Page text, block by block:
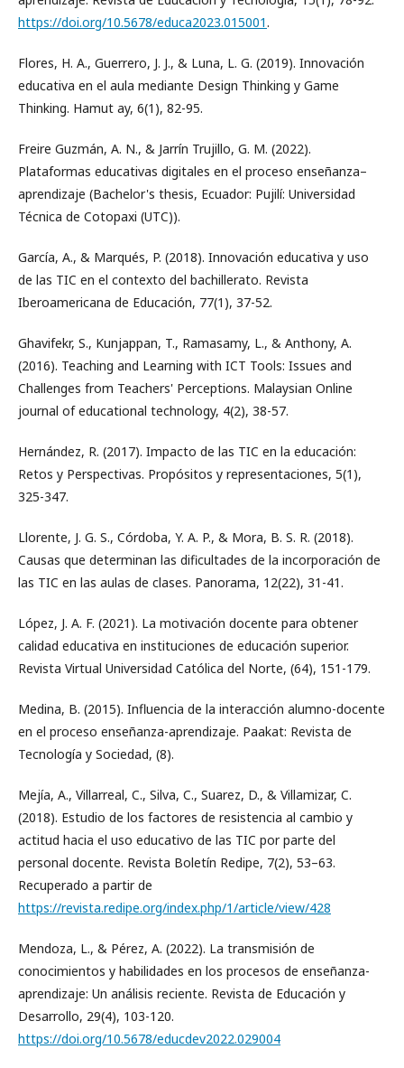
https://doi.org/10.5678/educa2023.015001.
Flores, H. A., Guerrero, J. J., & Luna, L. G. (2019). Innovación
educativa en el aula mediante Design Thinking y Game
Thinking. Hamut ay, 6(1), 82-95.
Freire Guzmán, A. N., & Jarrín Trujillo, G. M. (2022).
Plataformas educativas digitales en el proceso enseñanza–
aprendizaje (Bachelor's thesis, Ecuador: Pujilí: Universidad
Técnica de Cotopaxi (UTC)).
García, A., & Marqués, P. (2018). Innovación educativa y uso
de las TIC en el contexto del bachillerato. Revista
Iberoamericana de Educación, 77(1), 37-52.
Ghavifekr, S., Kunjappan, T., Ramasamy, L., & Anthony, A.
(2016). Teaching and Learning with ICT Tools: Issues and
Challenges from Teachers' Perceptions. Malaysian Online
journal of educational technology, 4(2), 38-57.
Hernández, R. (2017). Impacto de las TIC en la educación:
Retos y Perspectivas. Propósitos y representaciones, 5(1),
325-347.
Llorente, J. G. S., Córdoba, Y. A. P., & Mora, B. S. R. (2018).
Causas que determinan las dificultades de la incorporación de
las TIC en las aulas de clases. Panorama, 12(22), 31-41.
López, J. A. F. (2021). La motivación docente para obtener
calidad educativa en instituciones de educación superior.
Revista Virtual Universidad Católica del Norte, (64), 151-179.
Medina, B. (2015). Influencia de la interacción alumno-docente
en el proceso enseñanza-aprendizaje. Paakat: Revista de
Tecnología y Sociedad, (8).
Mejía, A., Villarreal, C., Silva, C., Suarez, D., & Villamizar, C.
(2018). Estudio de los factores de resistencia al cambio y
actitud hacia el uso educativo de las TIC por parte del
personal docente. Revista Boletín Redipe, 7(2), 53–63.
Recuperado a partir de
https://revista.redipe.org/index.php/1/article/view/428
Mendoza, L., & Pérez, A. (2022). La transmisión de
conocimientos y habilidades en los procesos de enseñanza-
aprendizaje: Un análisis reciente. Revista de Educación y
Desarrollo, 29(4), 103-120.
https://doi.org/10.5678/educdev2022.029004